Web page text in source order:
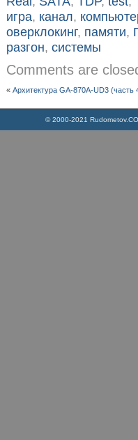
игра, канал,
оверклокинг, памяти,
разгон,системы
Comments are
«Архитектура GA-870A-UD3 (часть
© 2000-2021